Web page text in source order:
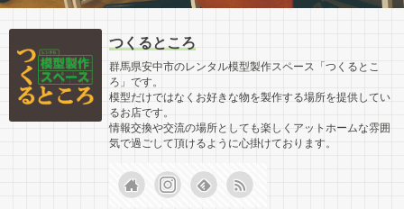
つくるところ
群馬県安中市のレンタル模型製作スペース「つくるとこ
ろ」です。
模型だけではなくお好きな物を製作する場所を提供してい
るお店です。
情報交換や交流の場所としても楽しくアットホームな雰囲
気で過ごして頂けるように心掛けております。